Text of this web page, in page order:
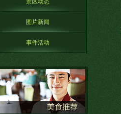
景区动态
图片新闻
事件活动